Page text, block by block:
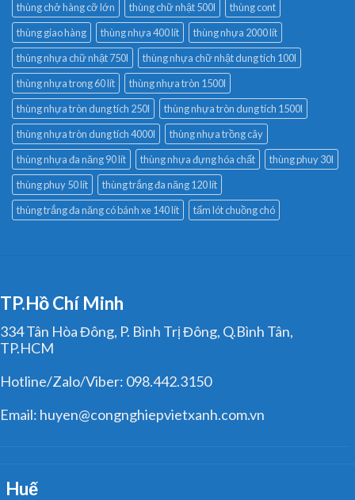
thùng chở hàng cỡ lớn
thùng chữ nhật 500l
thùng cont
thùng giao hàng
thùng nhựa 400 lít
thùng nhựa 2000 lít
thùng nhựa chữ nhật 750l
thùng nhựa chữ nhật dung tích 100l
thùng nhựa trong 60 lít
thùng nhựa tròn 1500l
thùng nhựa tròn dung tích 250l
thùng nhựa tròn dung tích 1500l
thùng nhựa tròn dung tích 4000l
thùng nhựa trồng cây
thùng nhựa đa năng 90 lít
thùng nhựa đựng hóa chất
thùng phuy 30l
thùng phuy 50 lít
thùng trắng đa năng 120 lít
thùng trắng đa năng có bánh xe 140 lít
tấm lót chuồng chó
TP.Hồ Chí Minh
334 Tân Hòa Đông, P. Bình Trị Đông, Q.Bình Tân,
TP.HCM
Hotline/Zalo/Viber: 098.442.3150
Email: huyen@congnghiepvietxanh.com.vn
Huế